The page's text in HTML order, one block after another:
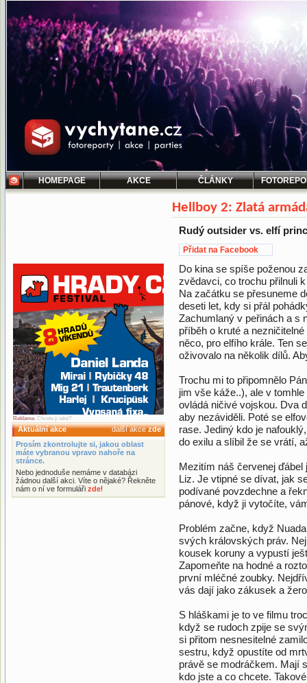
HOMEPAGE AKCE ČLÁNKY
Reklama. Chcete ji také?
Aktuální akce další akcezde
Prosím zkontrolujte si, jakou oblast
máte vybranou vpravo nahoře na
stránce.
Nebo jednoduše nemáme v databázi
žádnou další akci. Víte o nějaké? Řekněte
nám o ní ve formuláři zde!
Hellboy 2: Zlatá
Rudý outsider vs. elfí
Přidat na Facebook
Do kina se spíše poženou
zvědavci, co trochu přilnuli
Na začátku se přesuneme
deseti let, kdy si přál
Zachumlaný v peřinách a s
příběh o kruté a
něco, pro elfího krále. Ten
oživovalo na několik dílů.
Trochu mi to připomnělo
jim vše káže..), ale v
ovládá ničivé vojskou. Dva
aby nezáviděli. Poté se
rase. Jediný kdo je
do exilu a slíbil že se vrátí,
Mezitím náš červenej
Liz. Je vtipné se dívat, jak
podívané povzdechne a
pánové, když ji vytočíte,
Problém začne, když
svých královských práv.
kousek koruny a vypustí
Zapomeňte na hodné a
první mléčné zoubky.
vás dají jako zákusek a
S hláškami je to ve filmu
když se rudoch zpije se
si přitom nesnesitelné
sestru, když opustíte od
právě se modráčkem. Mají
kdo jste a co chcete.